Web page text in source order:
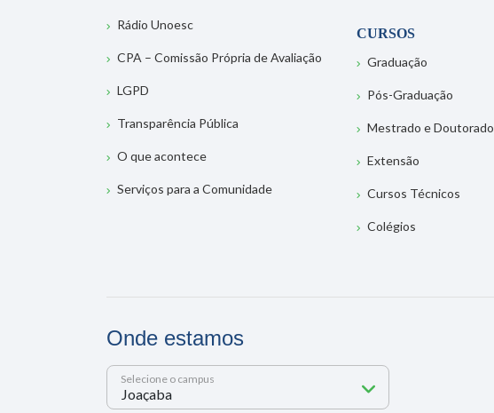
Rádio Unoesc
CPA – Comissão Própria de Avaliação
LGPD
Transparência Pública
O que acontece
Serviços para a Comunidade
CURSOS
Graduação
Pós-Graduação
Mestrado e Doutorado
Extensão
Cursos Técnicos
Colégios
Onde estamos
Selecione o campus